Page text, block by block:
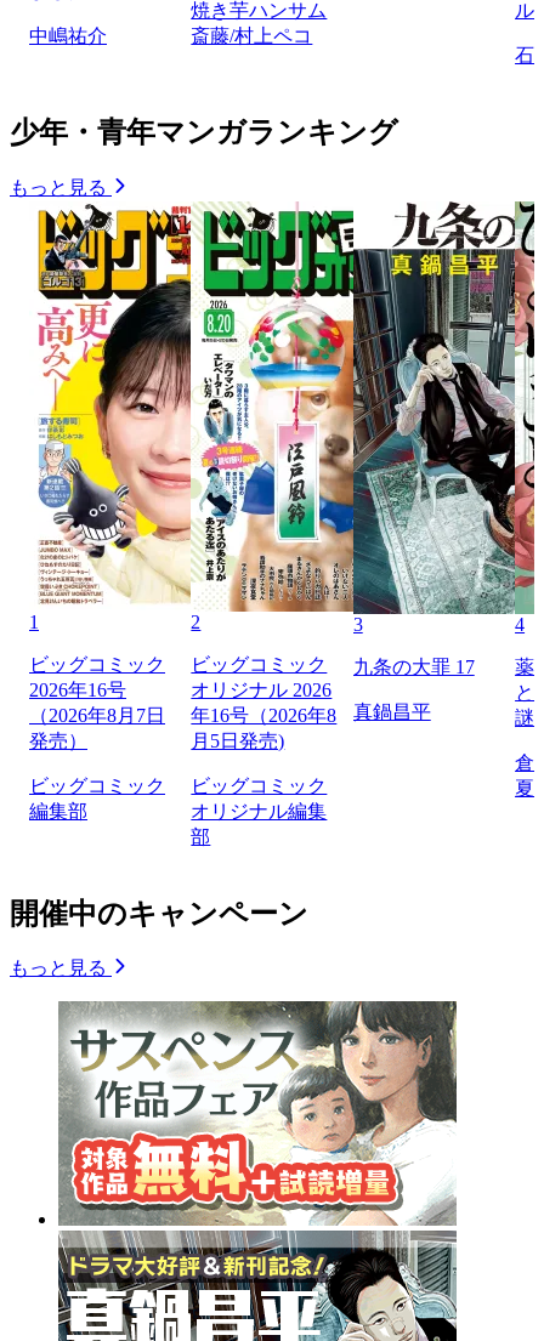
中嶋祐介
焼き芋ハンサム
斎藤/村上ペコ
ル
石
少年・青年マンガランキング
もっと見る
1
ビッグコミック
2026年16号
（2026年8月7日
発売）
ビッグコミック
編集部
2
ビッグコミック
オリジナル 2026
年16号（2026年8
月5日発売)
ビッグコミック
オリジナル編集
部
3
九条の大罪 17
真鍋昌平
4
薬
と
謎
倉
夏
開催中のキャンペーン
もっと見る